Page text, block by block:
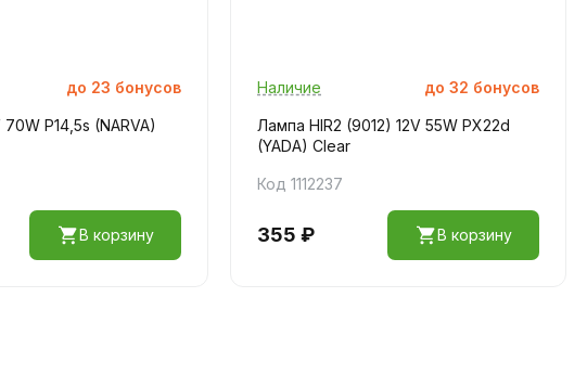
до 23 бонусов
P14,5s (NARVA)
В корзину
Наличие до 32 бонусов
Лампа HIR2 (9012) 12V 55W PX22d
(YADA) Clear
Код 1112237
355 ₽ В корзину